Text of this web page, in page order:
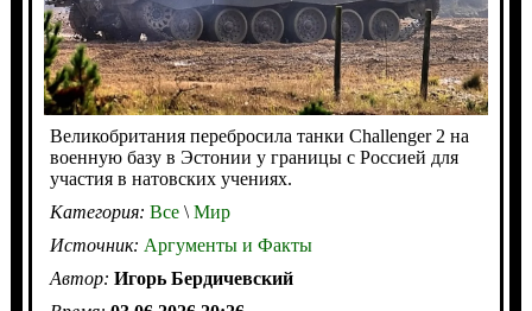
Великобритания перебросила танки Challenger 2 на
военную базу в Эстонии у границы с Россией для
участия в натовских учениях.
Категория: Все\Мир
Источник: Аргументы и Факты
Автор: Игорь Бердичевский